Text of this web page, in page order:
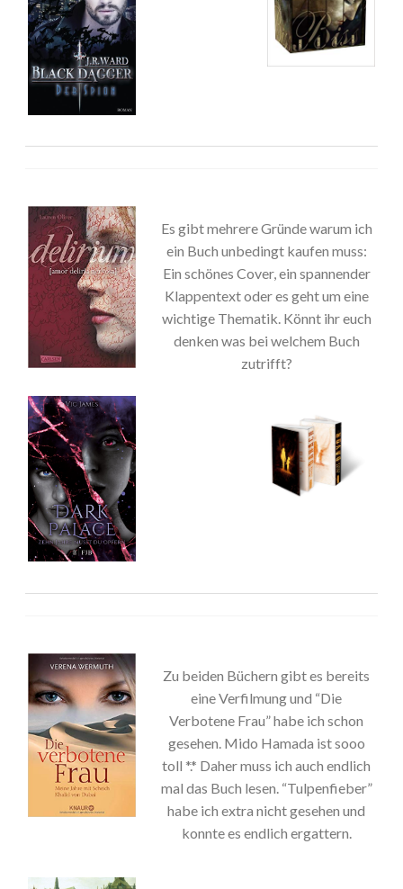
Es gibt mehrere Gründe warum ich
ein Buch unbedingt kaufen muss:
Ein schönes Cover, ein spannender
Klappentext oder es geht um eine
wichtige Thematik. Könnt ihr euch
denken was bei welchem Buch
zutrifft?
Zu beiden Büchern gibt es bereits
eine Verfilmung und “Die
Verbotene Frau” habe ich schon
gesehen. Mido Hamada ist sooo
toll *.* Daher muss ich auch endlich
mal das Buch lesen. “Tulpenfieber”
habe ich extra nicht gesehen und
konnte es endlich ergattern.